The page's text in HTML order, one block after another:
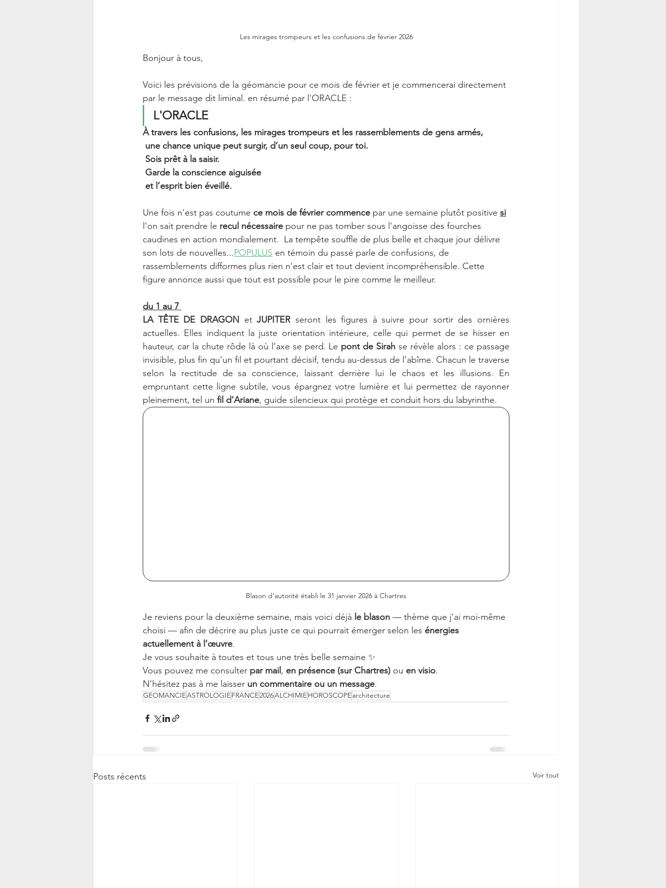
Les mirages trompeurs et les confusions de février 2026
Bonjour à tous,
Voici les prévisions de la géomancie pour ce mois de février et je commencerai directement
par le message dit liminal. en résumé par l'ORACLE :
L'ORACLE
À travers les confusions, les mirages trompeurs et les rassemblements de gens armés,
une chance unique peut surgir, d’un seul coup, pour toi.
Sois prêt à la saisir.
Garde la conscience aiguisée
et l’esprit bien éveillé.
Une fois n'est pas coutume ce mois de février commence par une semaine plutôt positive si
l'on sait prendre le recul nécessaire pour ne pas tomber sous l'angoisse des fourches
caudines en action mondialement.  La tempête souffle de plus belle et chaque jour délivre
son lots de nouvelles...POPULUS en témoin du passé parle de confusions, de
rassemblements difformes plus rien n'est clair et tout devient incompréhensible. Cette
figure annonce aussi que tout est possible pour le pire comme le meilleur.
du 1 au 7
LA TÊTE DE DRAGON et JUPITER seront les figures à suivre pour sortir des ornières
actuelles. Elles indiquent la juste orientation intérieure, celle qui permet de se hisser en
hauteur, car la chute rôde là où l’axe se perd. Le pont de Sirah se révèle alors : ce passage
invisible, plus fin qu’un fil et pourtant décisif, tendu au-dessus de l’abîme. Chacun le traverse
selon la rectitude de sa conscience, laissant derrière lui le chaos et les illusions. En
empruntant cette ligne subtile, vous épargnez votre lumière et lui permettez de rayonner
pleinement, tel un fil d’Ariane, guide silencieux qui protège et conduit hors du labyrinthe.
Blason d'autorité établi le 31 janvier 2026 à Chartres
Je reviens pour la deuxième semaine, mais voici déjà le blason — thème que j’ai moi-même
choisi — afin de décrire au plus juste ce qui pourrait émerger selon les énergies
actuellement à l’œuvre.
Je vous souhaite à toutes et tous une très belle semaine ✨
Vous pouvez me consulter par mail, en présence (sur Chartres) ou en visio.
N’hésitez pas à me laisser un commentaire ou un message.
GEOMANCIEASTROLOGIEFRANCE2026ALCHIMIEHOROSCOPEarchitecture
Posts récents Voir tout